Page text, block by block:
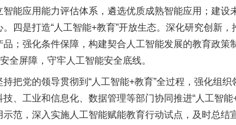
能应用能力评估体系，遴选优质成熟智能应用；建
四是打造“人工智能+教育”开放生态。深化研究创新
；强化条件保障，构建契合人工智能发展的教育政策
全屏障，守牢人工智能安全底线。
党的领导贯彻到“人工智能+教育”全过程，强化组织
、工业和信息化、数据管理等部门协同推进“人工智能
范，深入实施人工智能赋能教育行动试点，及时总结